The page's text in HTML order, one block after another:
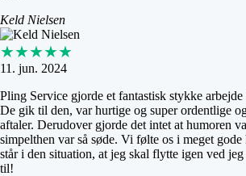
Keld Nielsen
★★★★★
11. jun. 2024
Pling Service gjorde et fantastisk stykke
De gik til den, var hurtige og super ordentlige
aftaler. Derudover gjorde det intet at humoren
simpelthen var så søde. Vi følte os i meget
står i den situation, at jeg skal flytte igen ved
til!